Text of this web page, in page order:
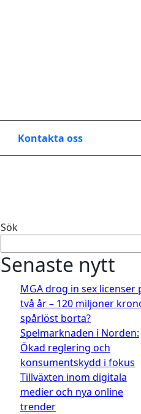
Kontakta oss
Sök
Senaste nytt
MGA drog in sex licenser
två år – 120 miljoner
spårlöst borta?
Spelmarknaden i Norden:
Ökad reglering och
konsumentskydd i fokus
Tillväxten inom digitala
medier och nya online
trender